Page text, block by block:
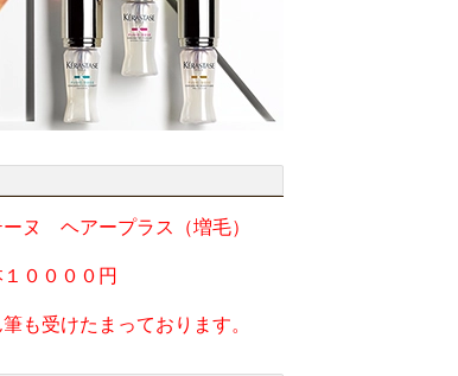
ーヌ ヘアープラス（増毛）
１００００円
も受けたまっております。